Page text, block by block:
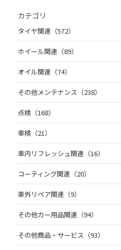
カテゴリ
タイヤ関連（572）
ホイール関連（89）
オイル関連（74）
その他メンテナンス（238）
点検（168）
車検（21）
車内リフレッシュ関連（16）
コーティング関連（20）
車外リペア関連（9）
その他カー用品関連（94）
その他商品・サービス（93）